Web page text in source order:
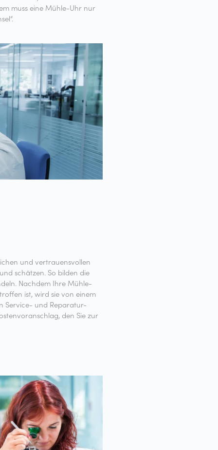
und vertrauensvollen
schätzen. So bilden die
Nachdem Ihre Mühle-
ist, wird sie von einem
Service- und Reparatur-
den Sie zur